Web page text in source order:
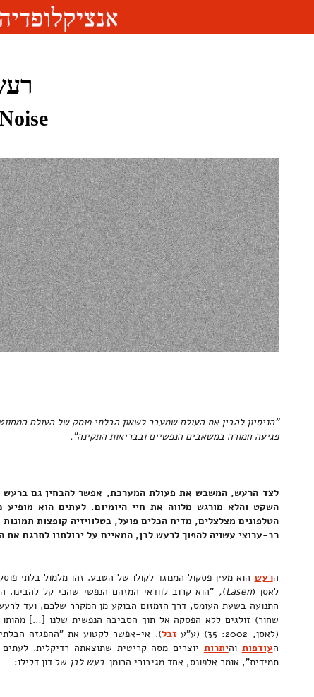
"הניסיון להבין את העולם שמעבר לשאון הבלתי פוסק של העולם
פגיעה חמורה במשאבים הנפשיים ובבריאות התקינה".
לצד הרעש, המשבש את פעולת המערכת, אפשר להבחין גם ברעש
השקט והלא מורגש מלווה את חיי היומיום. לעתים הוא
הטלפונים מצלצלים, מדיח הכלים פועל, בטלוויזיה קופצות
רב-ערוצי עשויה להפוך לרעש לבן, המאיים על יכולתנו לתרגם את
הרעש הוא מעין פסקול המנוגד לקולו של הטבע. זהו מלמול בלתי
לאסן (Lasen
)
, "הוא קרוב לוודאי המזהם הנפשי שהכי קל
התנועה בשעת העומס, דרך הזמזום הבוקע מן המקרר שלכם, ועד
שחור) זולגים ללא הפסקה אל תוך הסביבה הנפשית שלנו […] מהותו
(לאסן, 2002: 35) (ע"ע
זבל
העודפות והיתרות יוצרים מסה קריטית שתוצאתה רדיקלית. לעתים
תמידית", אומר אלפונס, אחד מגיבורי הרומןרעש לבן של דון דלילו: